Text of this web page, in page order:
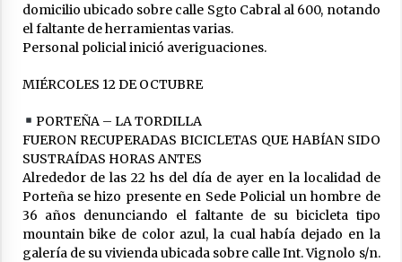
03/08/2026
domicilio ubicado sobre calle Sgto Cabral al 600, notando
el faltante de herramientas varias.
Personal policial inició averiguaciones.
MIÉRCOLES 12 DE OCTUBRE
PORTEÑA – LA TORDILLA
FUERON RECUPERADAS BICICLETAS QUE HABÍAN SIDO
SUSTRAÍDAS HORAS ANTES
Alrededor de las 22 hs del día de ayer en la localidad de
Porteña se hizo presente en Sede Policial un hombre de
36 años denunciando el faltante de su bicicleta tipo
mountain bike de color azul, la cual había dejado en la
galería de su vivienda ubicada sobre calle Int. Vignolo s/n.